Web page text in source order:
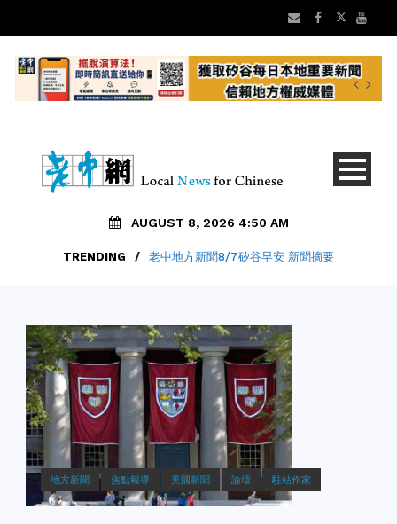
AUGUST 8, 2026 4:50 AM
TRENDING / 老中地方新聞8/7矽谷早安 新聞摘要
地方新聞 焦點報導 美國新聞 論壇 駐站作家